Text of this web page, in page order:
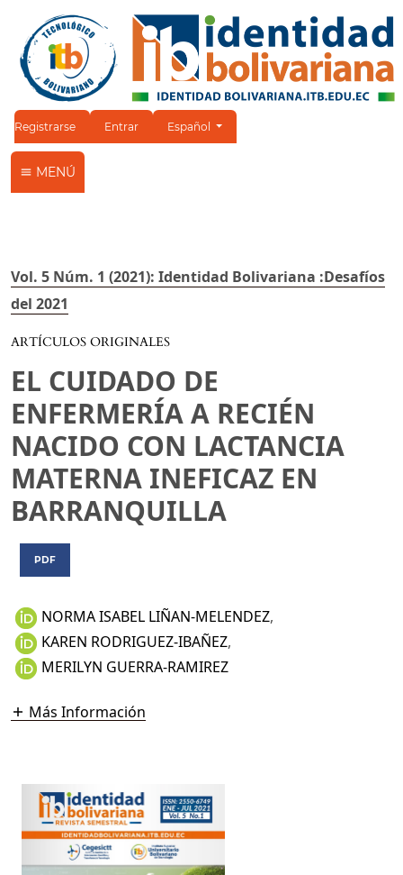
Registrarse Entrar Cambiar el idioma. El idioma actual es:
Español
MENÚ
Vol. 5 Núm. 1 (2021): Identidad Bolivariana :Desafíos
del 2021
ARTÍCULOS ORIGINALES
EL CUIDADO DE
ENFERMERÍA A RECIÉN
NACIDO CON LACTANCIA
MATERNA INEFICAZ EN
BARRANQUILLA
PDF
NORMA ISABEL LIÑAN-MELENDEZ,
KAREN RODRIGUEZ-IBAÑEZ,
MERILYN GUERRA-RAMIREZ
Más Información